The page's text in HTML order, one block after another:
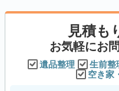
見積も
お気軽にお
遺品整理 生前整
空き家